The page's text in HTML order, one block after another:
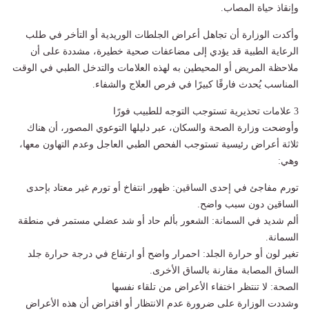
وإنقاذ حياة المصاب.
وأكدت الوزارة أن تجاهل أعراض الجلطات الوريدية أو التأخر في طلب
الرعاية الطبية قد يؤدي إلى مضاعفات صحية خطيرة، مشددة على أن
ملاحظة المريض أو المحيطين به لهذه العلامات والتدخل الطبي في الوقت
المناسب يُحدث فارقًا كبيرًا في فرص العلاج والشفاء.
3 علامات تحذيرية تستوجب التوجه للطبيب فورًا
وأوضحت وزارة الصحة والسكان، عبر دليلها التوعوي المصور، أن هناك
ثلاثة أعراض رئيسية تستوجب الفحص الطبي العاجل وعدم التهاون معها،
وهي:
تورم مفاجئ في إحدى الساقين: ظهور انتفاخ أو تورم غير معتاد بإحدى
الساقين دون سبب واضح.
ألم شديد في السمانة: الشعور بألم حاد أو شد عضلي مستمر في منطقة
السمانة.
تغير لون أو حرارة الجلد: احمرار واضح أو ارتفاع في درجة حرارة جلد
الساق المصابة مقارنة بالساق الأخرى.
الصحة: لا تنتظر اختفاء الأعراض من تلقاء نفسها
وشددت الوزارة على ضرورة عدم الانتظار أو افتراض أن هذه الأعراض